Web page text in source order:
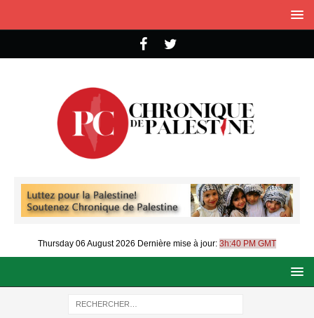
Thursday 06 August 2026 Dernière mise à jour: 3h:40 PM GMT